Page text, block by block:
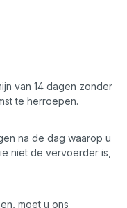
van 14 dagen zonder
te herroepen.
na de dag waarop u
niet de vervoerder is,
moet u ons